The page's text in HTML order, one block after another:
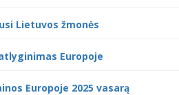
Lietuvos žmonės
Europoje
Europoje 2025 vasarą